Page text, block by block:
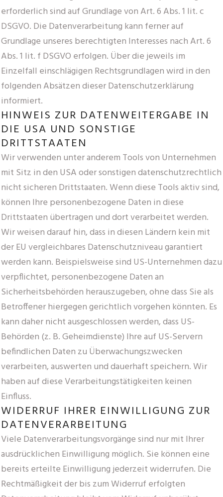
erforderlich sind auf Grundlage von Art. 6 Abs. 1 lit. c
DSGVO. Die Datenverarbeitung kann ferner auf
Grundlage unseres berechtigten Interesses nach Art. 6
Abs. 1 lit. f DSGVO erfolgen. Über die jeweils im
Einzelfall einschlägigen Rechtsgrundlagen wird in den
folgenden Absätzen dieser Datenschutzerklärung
informiert.
HINWEIS ZUR DATENWEITERGABE IN
DIE USA UND SONSTIGE
DRITTSTAATEN
Wir verwenden unter anderem Tools von Unternehmen
mit Sitz in den USA oder sonstigen datenschutzrechtlich
nicht sicheren Drittstaaten. Wenn diese Tools aktiv sind,
können Ihre personenbezogene Daten in diese
Drittstaaten übertragen und dort verarbeitet werden.
Wir weisen darauf hin, dass in diesen Ländern kein mit
der EU vergleichbares Datenschutzniveau garantiert
werden kann. Beispielsweise sind US-Unternehmen dazu
verpflichtet, personenbezogene Daten an
Sicherheitsbehörden herauszugeben, ohne dass Sie als
Betroffener hiergegen gerichtlich vorgehen könnten. Es
kann daher nicht ausgeschlossen werden, dass US-
Behörden (z. B. Geheimdienste) Ihre auf US-Servern
befindlichen Daten zu Überwachungszwecken
verarbeiten, auswerten und dauerhaft speichern. Wir
haben auf diese Verarbeitungstätigkeiten keinen
Einfluss.
WIDERRUF IHRER EINWILLIGUNG ZUR
DATENVERARBEITUNG
Viele Datenverarbeitungsvorgänge sind nur mit Ihrer
ausdrücklichen Einwilligung möglich. Sie können eine
bereits erteilte Einwilligung jederzeit widerrufen. Die
Rechtmäßigkeit der bis zum Widerruf erfolgten